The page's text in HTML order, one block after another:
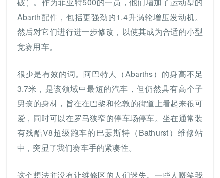
Abarth配件，包括更强劲的1.4升涡轮增压发动机。
然后对它们进行进一步修改，以使其成为合适的小型
竞赛用车。
很少是有效的词。阿巴特人（Abarths）的身高不足
3.7米，是该领域中最短的汽车，但仍然具有高个子
男孩的身材，旨在在巴黎和伦敦的街道上看起来很可
爱，同时可以在罗马狭窄的停车场停车。坐在通常装
有残酷V8超级跑车的巴瑟斯特（Bathurst）维修站
中，突显了我们赛车手的紧凑性。
这个想法并没有让维修区的人们迷失。一些人嘲笑我